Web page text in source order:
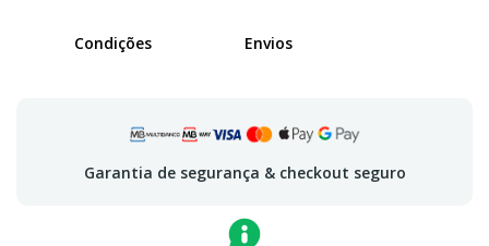
Condições Envios
Garantia de segurança & checkout seguro